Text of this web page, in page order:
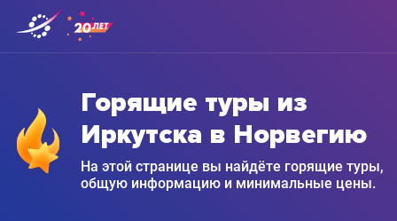
Горящие туры из
Иркутска в Норвегию
На этой странице вы найдёте горящие туры,
общую информацию и минимальные цены.